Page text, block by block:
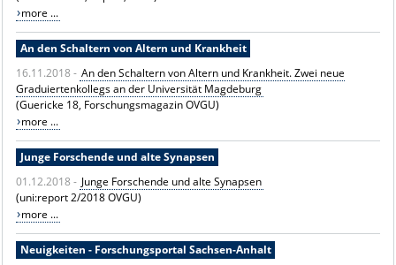
more ...
An den Schaltern von Altern und Krankheit
16.11.2018 - An den Schaltern von Altern und Krankheit. Zwei neue
Graduiertenkollegs an der Universität Magdeburg
(Guericke 18, Forschungsmagazin OVGU)
more ...
Junge Forschende und alte Synapsen
01.12.2018 - Junge Forschende und alte Synapsen
(uni:report 2/2018 OVGU)
more ...
Neuigkeiten - Forschungsportal Sachsen-Anhalt